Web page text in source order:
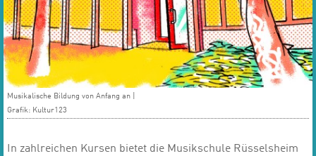
Musikalische Bildung von Anfang an |
Grafik: Kultur123
In zahlreichen Kursen bietet die Musikschule Rüsselsheim